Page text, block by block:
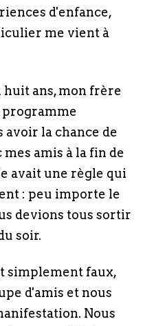
d'enfance,
me vient à
huit ans, mon frère
programme
avoir la chance de
amis à la fin de
avait une règle qui
: peu importe le
devions tous sortir
soir.
simplement faux,
d'amis et nous
Nous